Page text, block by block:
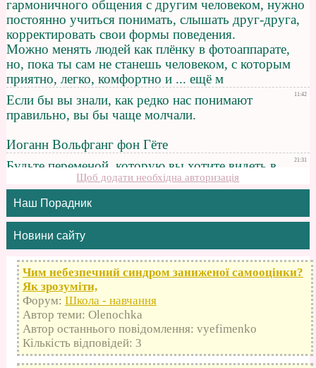
Щоб додати необхідна авторизація
Наш Порадник
Новини сайту
Чим небезпечний синдром заниженої самооцінки?
Як зрозуміти,
Форум: Школа - навчання
Автор теми: Olenochka
Автор останнього повідомлення: vyefimenko
Кількість відповідей: 3